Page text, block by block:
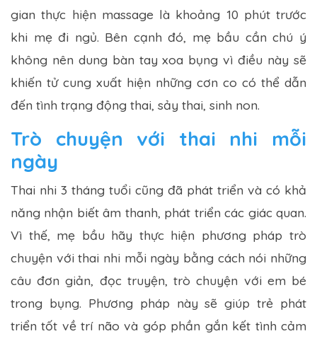
gian thực hiện massage là khoảng 10 phút trước
khi mẹ đi ngủ. Bên cạnh đó, mẹ bầu cần chú ý
không nên dung bàn tay xoa bụng vì điều này sẽ
khiến tử cung xuất hiện những cơn co có thể dẫn
đến tình trạng động thai, sảy thai, sinh non.
Trò chuyện với thai nhi mỗi
ngày
Thai nhi 3 tháng tuổi cũng đã phát triển và có khả
năng nhận biết âm thanh, phát triển các giác quan.
Vì thế, mẹ bầu hãy thực hiện phương pháp trò
chuyện với thai nhi mỗi ngày bằng cách nói những
câu đơn giản, đọc truyện, trò chuyện với em bé
trong bụng. Phương pháp này sẽ giúp trẻ phát
triển tốt về trí não và góp phần gắn kết tình cảm